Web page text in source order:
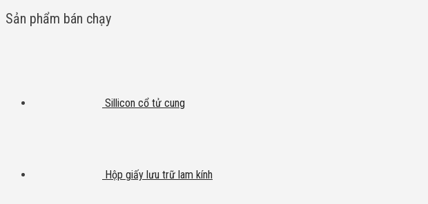
Sản phẩm bán chạy
Sillicon cổ tử cung
Hộp giấy lưu trữ lam kính